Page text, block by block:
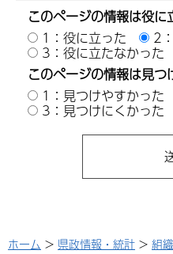
このページの情報は役に
1：役に立った
2
3：役に立たなかった
このページの情報は見つ
1：見つけやすかった
3：見つけにくかった
ホーム > 県政情報・統計 > 組